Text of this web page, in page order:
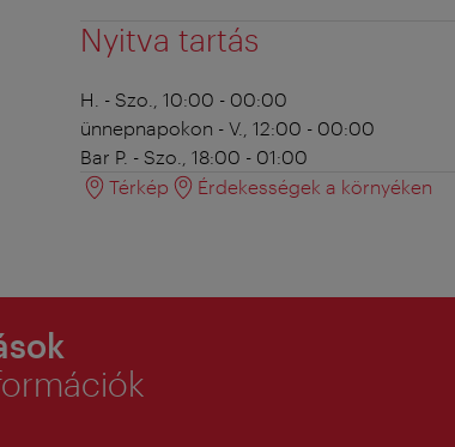
Nyitva tartás
H. - Szo., 10:00 - 00:00
ünnepnapokon - V., 12:00 - 00:00
Bar P. - Szo., 18:00 - 01:00
Térkép
Érdekességek a környéken